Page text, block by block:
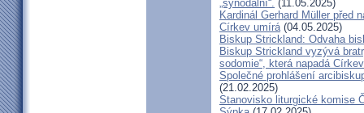
„synodální“. (11.05.2025)
Kardinál Gerhard Müller před
Církev umírá(04.05.2025)
Biskup Strickland: Odvaha
Biskup Strickland vyzývá
sodomie“, která napadá Církev
Společné prohlášení
(21.02.2025)
Stanovisko liturgické komise